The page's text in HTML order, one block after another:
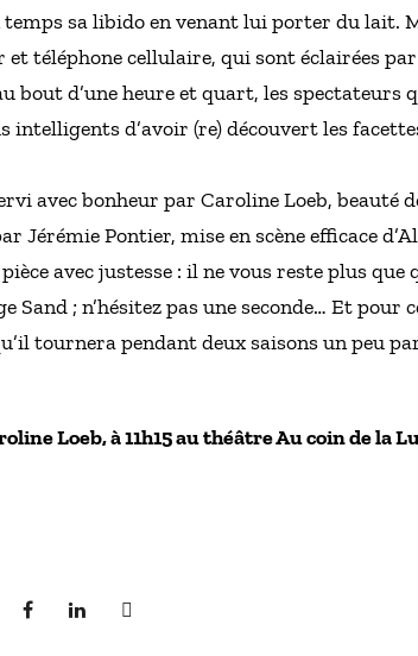
sa libido en venant lui porter du lait.
téléphone cellulaire, qui sont éclairées
bout d’une heure et quart, les
intelligents d’avoir (re) découvert les
avec bonheur par Caroline Loeb, beauté
Jérémie Pontier, mise en scène efficace
avec justesse : il ne vous reste plus
Sand ; n’hésitez pas une seconde… Et pour
tournera pendant deux saisons un peu
Loeb, à 11h15 au théâtre Au coin de la